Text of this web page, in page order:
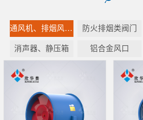
通风机、排烟风机设备 防火排烟类阀门
消声器、静压箱 铝合金风口